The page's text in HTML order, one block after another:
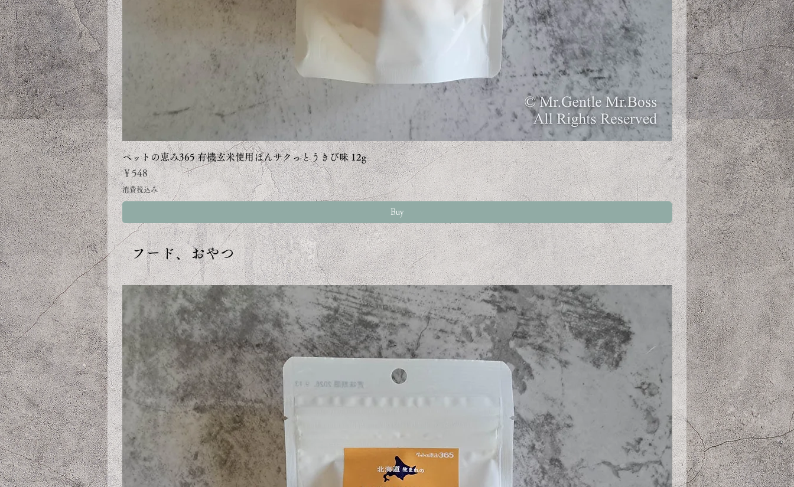
クイックビュー
ペットの恵み365 有機玄米使用ぽんサクっとうきび味 12g
価格
￥548
消費税込み
Buy
ペットの恵み365 有機玄米
価格
￥548
消費税込み
フード、おやつ